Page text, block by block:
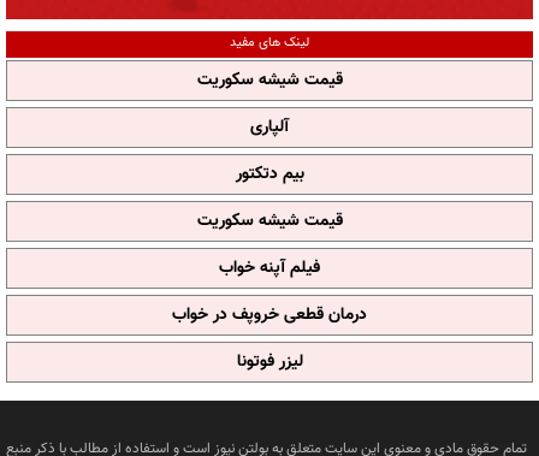
لینک های مفید
قیمت شیشه سکوریت
آلپاری
بیم دتکتور
قیمت شیشه سکوریت
فیلم آپنه خواب
درمان قطعی خروپف در خواب
لیزر فوتونا
تمام حقوق مادی و معنوی این سایت متعلق به بولتن نیوز است و استفاده از مطالب با ذکر منبع